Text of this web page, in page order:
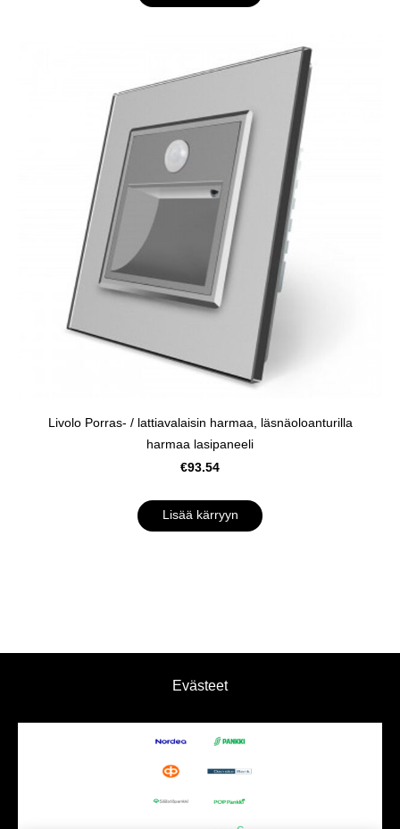
Livolo Porras- / lattiavalaisin harmaa, läsnäoloanturilla
harmaa lasipaneeli
€93.54
Lisää kärryyn
Evästeet